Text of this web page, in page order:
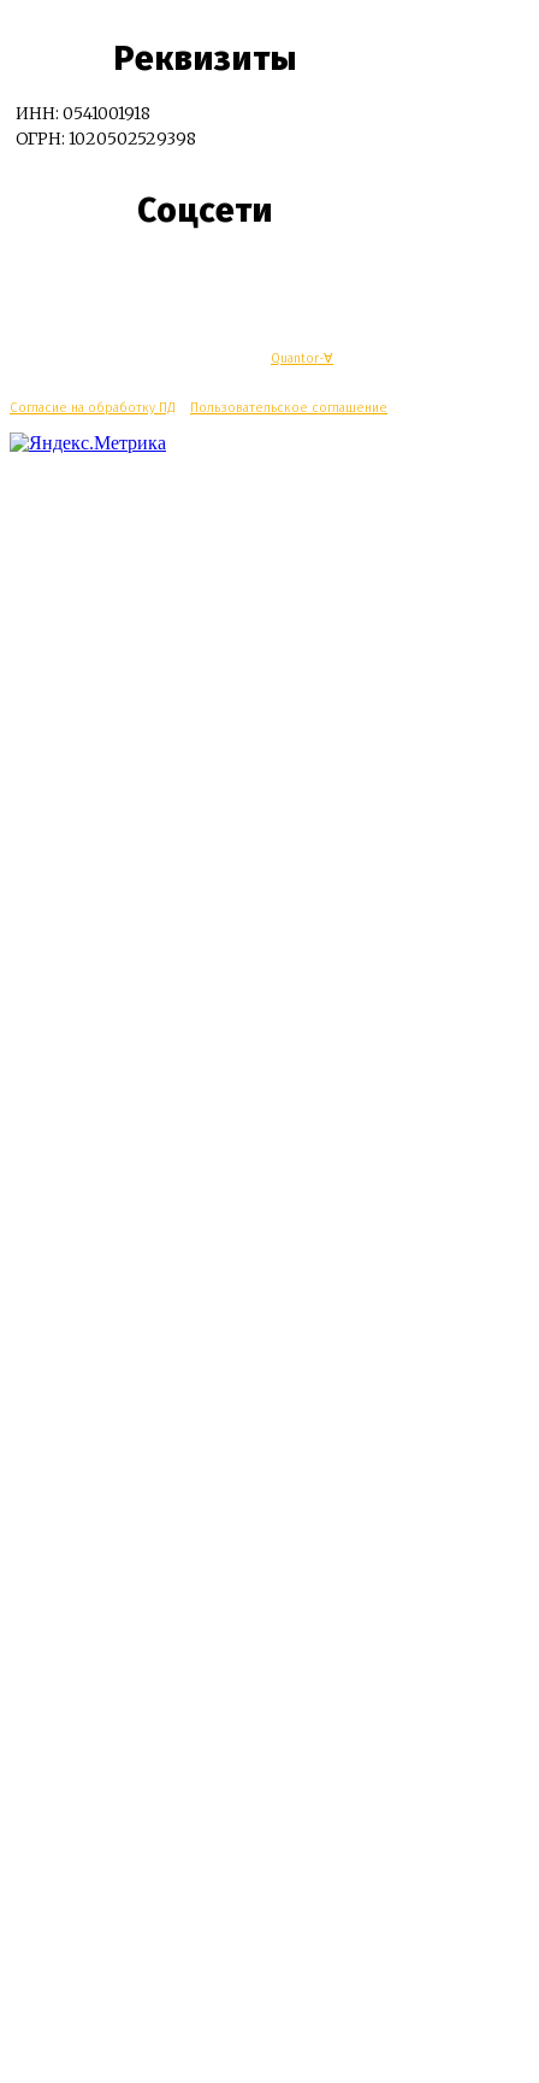
Реквизиты
ИНН: 0541001918
ОГРН: 1020502529398
Соцсети
Quantor-∀
Согласие на обработку ПД Пользовательское соглашение